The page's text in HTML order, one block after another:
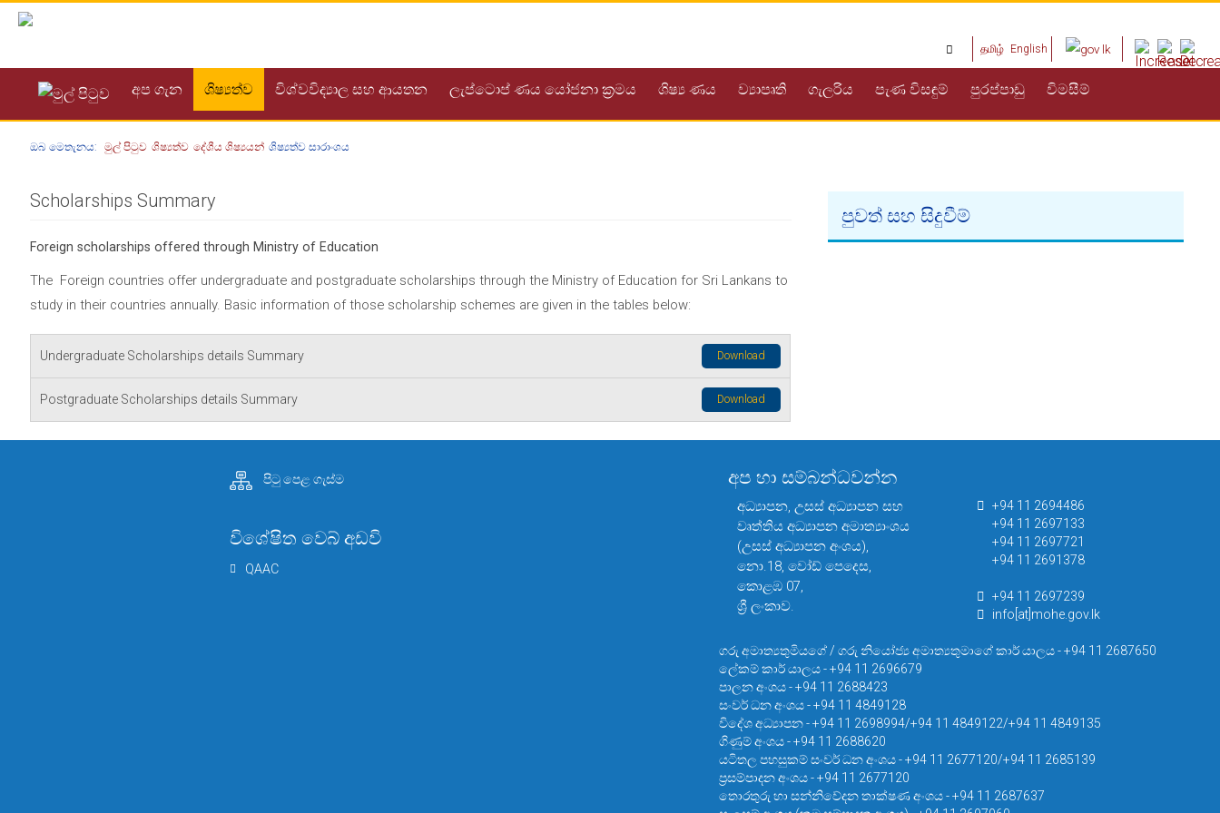
தமிழ் English
අප ගැන ශිෂ්‍යත්ව විශ්වවිද්‍යාල සහ ආයතන ලැප්ටොප් ණය යෝජනා ක්‍රමය ශිෂ්‍ය ණය ව්‍යාපෘති ගැලරිය පැණ විසඳුම් පුරප්පාඩු විමසීම්
ඔබ මෙතැනය: මුල් පිටුව ශිෂ්‍යත්ව දේශීය ශිෂ්‍යයන් ශිෂ්‍යත්ව සාරාංශය
Scholarships Summary
Foreign scholarships offered through Ministry of Education
The Foreign countries offer undergraduate and postgraduate scholarships through the Ministry of Education for Sri Lankans to
study in their countries annually. Basic information of those scholarship schemes are given in the tables below:
Undergraduate Scholarships details Summary Download
Postgraduate Scholarships details Summary Download
පුවත් සහ සිදුවීම්
පිටු පෙළ ගැස්ම
විශේෂිත වෙබ් අඩවි
QAAC
අප හා සම්බන්ධවන්න
අධ්‍යාපන, උසස් අධ්‍යාපන සහ
වෘත්තිය අධ්‍යාපන අමාත්‍යාංශය
(උසස් අධ්‍යාපන අංශය),
නො.18, වෝඩ් පෙදෙස,
කොළඹ 07,
ශ්‍රී ලංකාව.
+94 11 2694486
+94 11 2697133
+94 11 2697721
+94 11 2691378
+94 11 2697239
info[at]mohe.gov.lk
ගරු අමාත්‍යතුමියගේ / ගරු නියෝජ්‍ය අමාත්‍යතුමාගේ කාර් යාලය - +94 11 2687650
ලේකම් කාර් යාලය - +94 11 2696679
පාලන අංශය - +94 11 2688423
සංවර් ධන අංශය - +94 11 4849128
විදේශ අධ්‍යාපන - +94 11 2698994/+94 11 4849122/+94 11 4849135
ගිණුම් අංශය - +94 11 2688620
යටිතල පහසුකම් සංවර් ධන අංශය - +94 11 2677120/+94 11 2685139
ප්‍රසම්පාදන අංශය - +94 11 2677120
තොරතුරු හා සන්නිවේදන තාක්ෂණ අංශය - +94 11 2687637